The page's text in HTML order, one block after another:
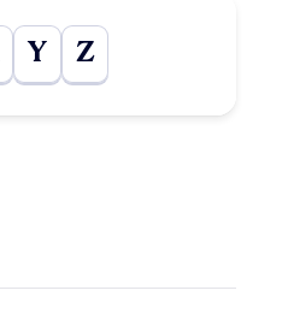
Y Z